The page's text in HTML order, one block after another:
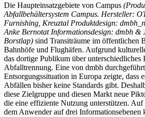
Die Haupteinsatzgebiete von Campus
Abfallbehältersystem Campus. Hersteller:
Furnishing, Kreuztal Produktdesign:
Anke Bernotat Informationsdesign: dmbh &
Borstlap) sind Transiträume im öffentlichen
Bahnhöfe und Flughäfen. Aufgrund
das dortige Publikum über
Abfalltrennung. Eine von dmbh
Entsorgungssituation in Europa zeigte, dass
Abfällen bisher keine Standards gibt.
diese Zielgruppe und diesen Markt neue
die eine effiziente Nutzung unterstützen.
dem Anwender auf drei Informationsebenen